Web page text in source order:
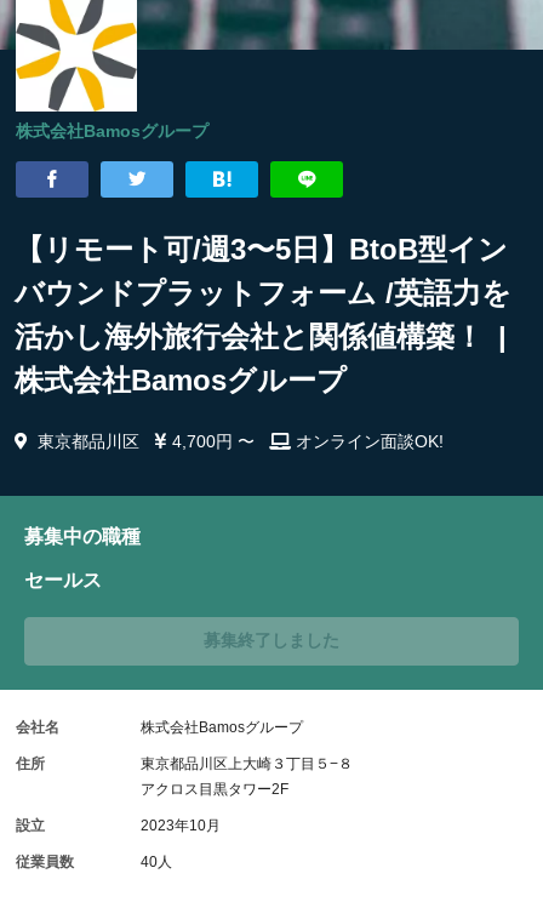
株式会社Bamosグループ
【リモート可/週3〜5日】BtoB型イン
バウンドプラットフォーム /英語力を
活かし海外旅行会社と関係値構築！ |
株式会社Bamosグループ
東京都品川区 4,700円 〜 オンライン面談OK!
募集中の職種
セールス
募集終了しました
会社名 株式会社Bamosグループ
住所
東京都品川区上大崎３丁目５−８
アクロス目黒タワー2F
設立 2023年10月
従業員数 40人